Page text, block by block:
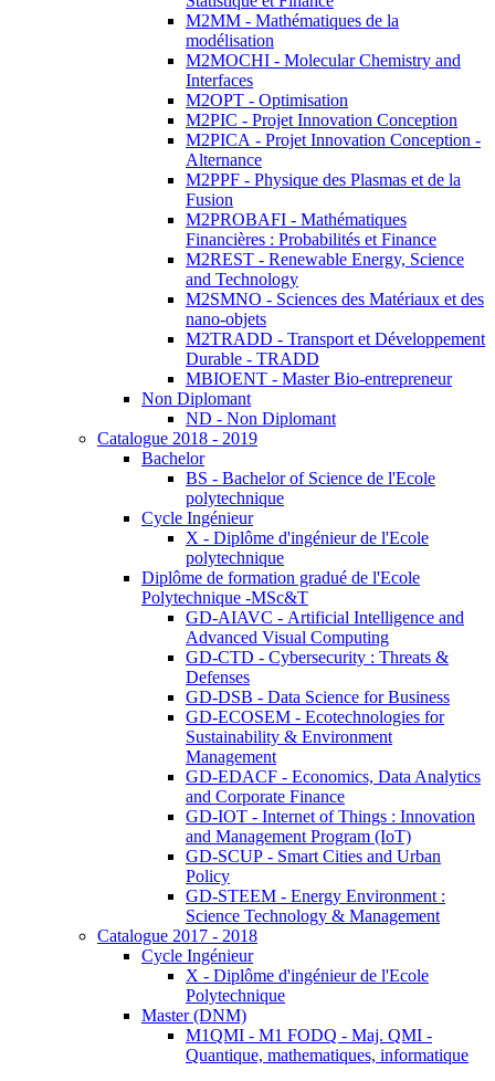
M2MM - Mathématiques de la
modélisation
M2MOCHI - Molecular Chemistry and
Interfaces
M2OPT - Optimisation
M2PIC - Projet Innovation Conception
M2PICA - Projet Innovation Conception -
Alternance
M2PPF - Physique des Plasmas et de la
Fusion
M2PROBAFI - Mathématiques
Financières : Probabilités et Finance
M2REST - Renewable Energy, Science
and Technology
M2SMNO - Sciences des Matériaux et des
nano-objets
M2TRADD - Transport et Développement
Durable - TRADD
MBIOENT - Master Bio-entrepreneur
Non Diplomant
ND - Non Diplomant
Catalogue 2018 - 2019
Bachelor
BS - Bachelor of Science de l'Ecole
polytechnique
Cycle Ingénieur
X - Diplôme d'ingénieur de l'Ecole
polytechnique
Diplôme de formation gradué de l'Ecole
Polytechnique -MSc&T
GD-AIAVC - Artificial Intelligence and
Advanced Visual Computing
GD-CTD - Cybersecurity : Threats &
Defenses
GD-DSB - Data Science for Business
GD-ECOSEM - Ecotechnologies for
Sustainability & Environment
Management
GD-EDACF - Economics, Data Analytics
and Corporate Finance
GD-IOT - Internet of Things : Innovation
and Management Program (IoT)
GD-SCUP - Smart Cities and Urban
Policy
GD-STEEM - Energy Environment :
Science Technology & Management
Catalogue 2017 - 2018
Cycle Ingénieur
X - Diplôme d'ingénieur de l'Ecole
Polytechnique
Master (DNM)
M1QMI - M1 FODQ - Maj. QMI -
Quantique, mathematiques, informatique